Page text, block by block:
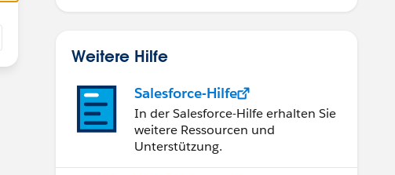
Weitere Hilfe
Salesforce-Hilfe
In der Salesforce-Hilfe erhalten Sie
weitere Ressourcen und
Unterstützung.